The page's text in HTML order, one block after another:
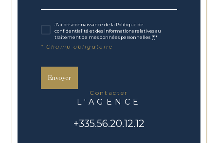
J'ai pris connaissance de la Politique de
confidentialité et des informations relatives au
traitement de mes données personnelles (*)*
* Champ obligatoire
Envoyer
contacter
L'AGENCE
+335.56.20.12.12